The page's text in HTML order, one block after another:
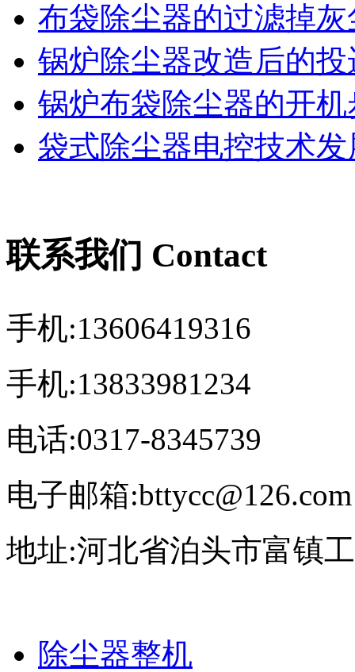
布袋除尘器的过滤掉
锅炉除尘器改造后的
锅炉布袋除尘器的开机
袋式除尘器电控技术发
联系我们 Contact
手机:13606419316
手机:13833981234
电话:0317-8345739
电子邮箱:bttycc@126.com
地址:河北省泊头市富镇
除尘器整机